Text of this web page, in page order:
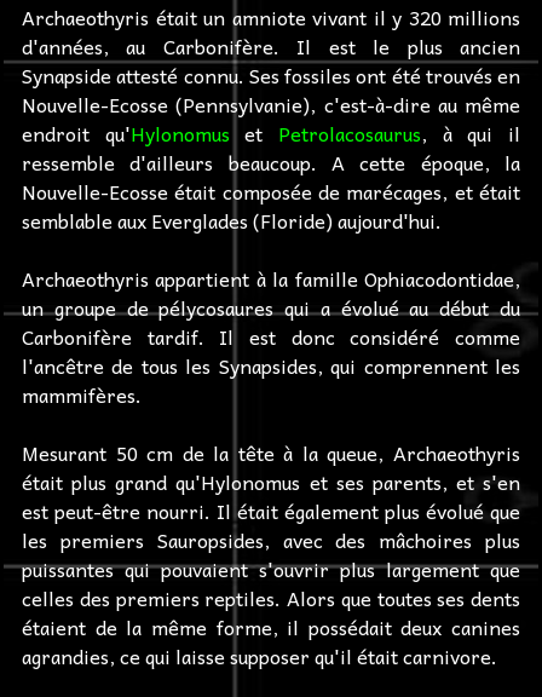
Archaeothyris était un amniote vivant il y 320 millions
d'années, au Carbonifère. Il est le plus ancien
Synapside attesté connu. Ses fossiles ont été trouvés en
Nouvelle-Ecosse (Pennsylvanie), c'est-à-dire au même
endroit qu'Hylonomus et Petrolacosaurus, à qui il
ressemble d'ailleurs beaucoup. A cette époque, la
Nouvelle-Ecosse était composée de marécages, et était
semblable aux Everglades (Floride) aujourd'hui.
Archaeothyris appartient à la famille Ophiacodontidae,
un groupe de pélycosaures qui a évolué au début du
Carbonifère tardif. Il est donc considéré comme
l'ancêtre de tous les Synapsides, qui comprennent les
mammifères.
Mesurant 50 cm de la tête à la queue, Archaeothyris
était plus grand qu'Hylonomus et ses parents, et s'en
est peut-être nourri. Il était également plus évolué que
les premiers Sauropsides, avec des mâchoires plus
puissantes qui pouvaient s'ouvrir plus largement que
celles des premiers reptiles. Alors que toutes ses dents
étaient de la même forme, il possédait deux canines
agrandies, ce qui laisse supposer qu'il était carnivore.